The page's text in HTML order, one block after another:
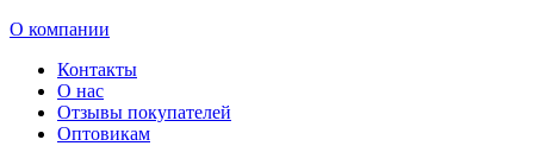
О компании
Контакты
О нас
Отзывы покупателей
Оптовикам